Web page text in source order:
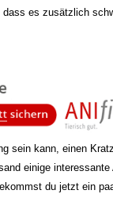
es zusätzlich
sein kann, einen
einige interessante
du jetzt ein